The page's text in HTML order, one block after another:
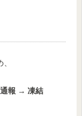
通報 → 凍結